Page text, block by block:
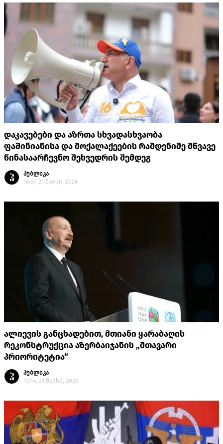
დაკავებები და აზრთა სხვადასხვაობა
ფაშინიანისა და მოქალაქეების რამდენიმე მწვავე
წინასაარჩევნო შეხვედრის შემდეგ
პუბლიკა
16:57, 21 მაისი, 2026
ალიევის განცხადებით, მთიანი ყარაბაღის
რეკონსტრუქცია აზერბაიჯანის „მთავარი
პრიორიტეტია“
პუბლიკა
13:14, 21 მაისი, 2026